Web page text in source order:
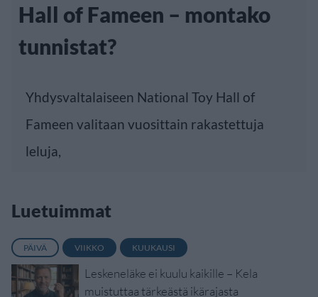
Hall of Fameen – montako
tunnistat?
Yhdysvaltalaiseen National Toy Hall of
Fameen valitaan vuosittain rakastettuja
leluja,
Luetuimmat
PÄIVÄ VIIKKO KUUKAUSI
Leskeneläke ei kuulu kaikille – Kela
muistuttaa tärkeästä ikärajasta